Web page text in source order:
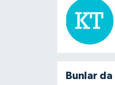
Bunlar